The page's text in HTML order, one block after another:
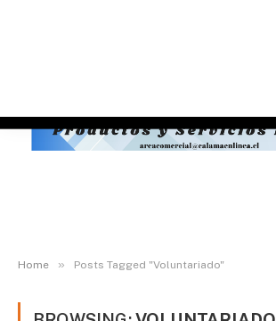
Home » Posts Tagged "Voluntariado"